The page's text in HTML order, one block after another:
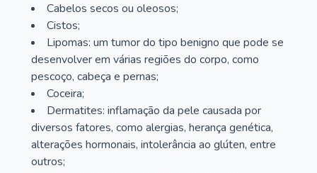
Cabelos secos ou oleosos;
Cistos;
Lipomas: um tumor do tipo benigno que pode se
desenvolver em várias regiões do corpo, como
pescoço, cabeça e pernas;
Coceira;
Dermatites: inflamação da pele causada por
diversos fatores, como alergias, herança genética,
alterações hormonais, intolerância ao glúten, entre
outros;